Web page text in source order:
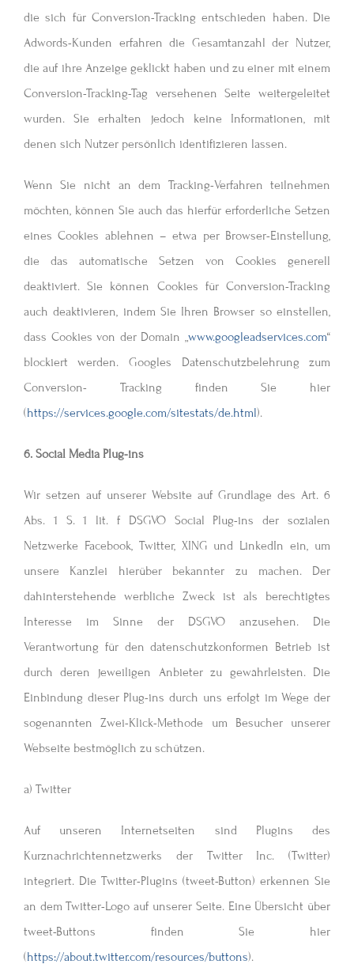
die sich für Conversion-Tracking entschieden haben. Die
Adwords-Kunden erfahren die Gesamtanzahl der Nutzer,
die auf ihre Anzeige geklickt haben und zu einer mit einem
Conversion-Tracking-Tag versehenen Seite weitergeleitet
wurden. Sie erhalten jedoch keine Informationen, mit
denen sich Nutzer persönlich identifizieren lassen.
Wenn Sie nicht an dem Tracking-Verfahren teilnehmen
möchten, können Sie auch das hierfür erforderliche Setzen
eines Cookies ablehnen – etwa per Browser-Einstellung,
die das automatische Setzen von Cookies generell
deaktiviert. Sie können Cookies für Conversion-Tracking
auch deaktivieren, indem Sie Ihren Browser so einstellen,
dass Cookies von der Domain „www.googleadservices.com“
blockiert werden. Googles Datenschutzbelehrung zum
Conversion- Tracking finden Sie hier
(https://services.google.com/sitestats/de.html).
6. Social Media Plug-ins
Wir setzen auf unserer Website auf Grundlage des Art. 6
Abs. 1 S. 1 lit. f DSGVO Social Plug-ins der sozialen
Netzwerke Facebook, Twitter, XING und LinkedIn ein, um
unsere Kanzlei hierüber bekannter zu machen. Der
dahinterstehende werbliche Zweck ist als berechtigtes
Interesse im Sinne der DSGVO anzusehen. Die
Verantwortung für den datenschutzkonformen Betrieb ist
durch deren jeweiligen Anbieter zu gewährleisten. Die
Einbindung dieser Plug-ins durch uns erfolgt im Wege der
sogenannten Zwei-Klick-Methode um Besucher unserer
Webseite bestmöglich zu schützen.
a) Twitter
Auf unseren Internetseiten sind Plugins des
Kurznachrichtennetzwerks der Twitter Inc. (Twitter)
integriert. Die Twitter-Plugins (tweet-Button) erkennen Sie
an dem Twitter-Logo auf unserer Seite. Eine Übersicht über
tweet-Buttons finden Sie hier
(https://about.twitter.com/resources/buttons).